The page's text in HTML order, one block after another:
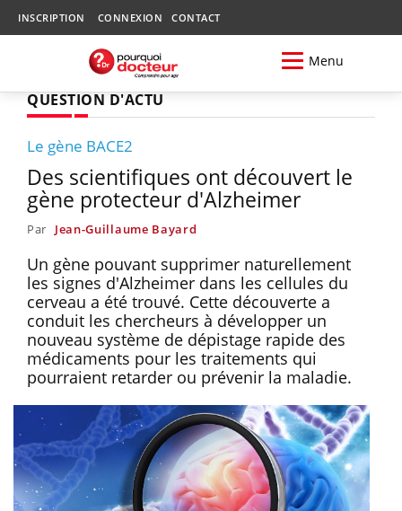
INSCRIPTION CONNEXION CONTACT
Menu
QUESTION D'ACTU
Le gène BACE2
Des scientifiques ont découvert le
gène protecteur d'Alzheimer
Par Jean-Guillaume Bayard
Un gène pouvant supprimer naturellement
les signes d'Alzheimer dans les cellules du
cerveau a été trouvé. Cette découverte a
conduit les chercheurs à développer un
nouveau système de dépistage rapide des
médicaments pour les traitements qui
pourraient retarder ou prévenir la maladie.